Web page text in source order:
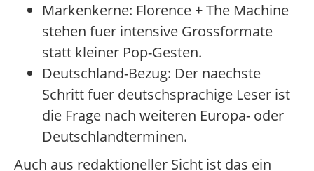
Markenkerne: Florence + The Machine
stehen fuer intensive Grossformate
statt kleiner Pop-Gesten.
Deutschland-Bezug: Der naechste
Schritt fuer deutschsprachige Leser ist
die Frage nach weiteren Europa- oder
Deutschlandterminen.
Auch aus redaktioneller Sicht ist das ein